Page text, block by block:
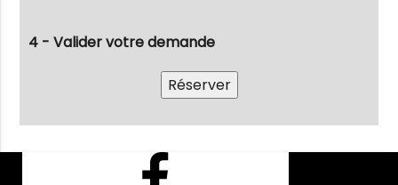
4 - Valider votre demande